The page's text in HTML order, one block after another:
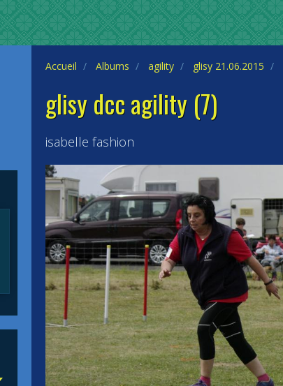
Accueil Albums agility glisy 21.06.2015
glisy dcc agility (7)
isabelle fashion